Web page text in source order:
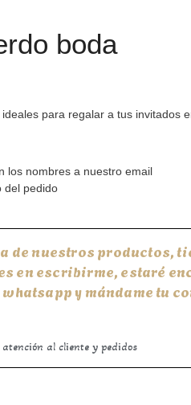
boda
para regalar a tus invitados
los nombres a nuestro email
del pedido
de nuestros productos,
en escribirme, estaré
y mándame tu
atención al cliente y pedidos